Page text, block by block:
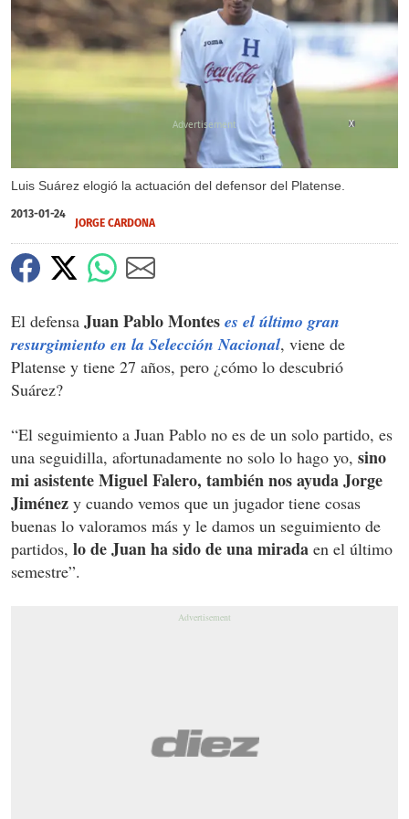
Luis Suárez elogió la actuación del defensor del Platense.
X
2013-01-24
JORGE CARDONA
El defensa Juan Pablo Montes es el último gran
resurgimiento en la Selección Nacional, viene de
Platense y tiene 27 años, pero ¿cómo lo descubrió
Suárez?
“El seguimiento a Juan Pablo no es de un solo partido, es
una seguidilla, afortunadamente no solo lo hago yo, sino
mi asistente Miguel Falero, también nos ayuda Jorge
Jiménez y cuando vemos que un jugador tiene cosas
buenas lo valoramos más y le damos un seguimiento de
partidos, lo de Juan ha sido de una mirada en el último
semestre”.